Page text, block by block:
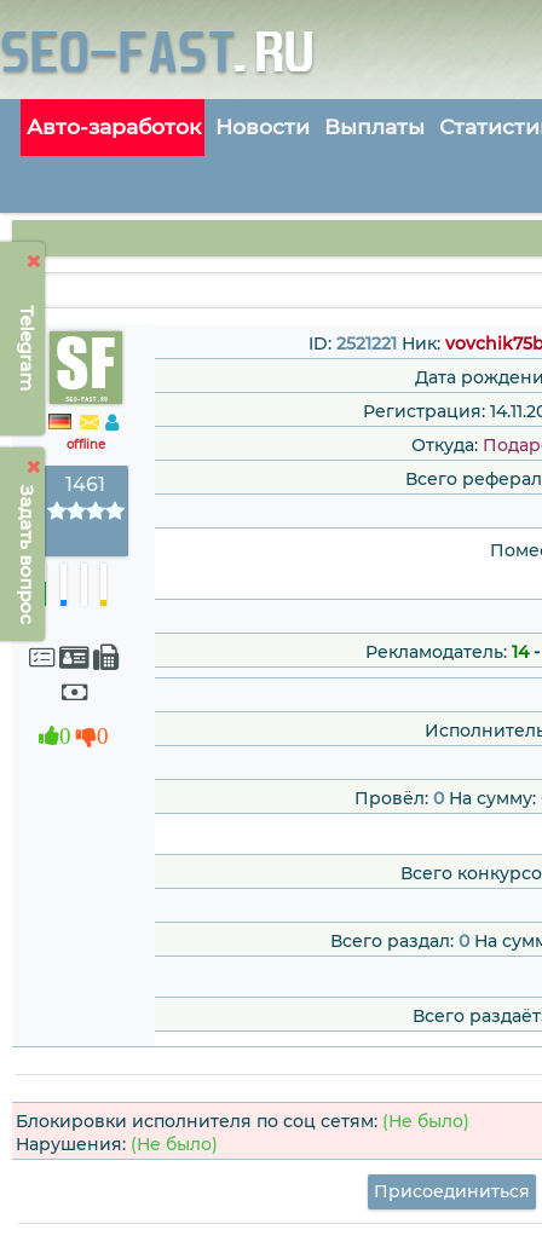
Telegram
Задать вопрос
Авто-заработок Новости Выплаты
offline
1461
0 0
ID: 2521221 Ник:
Дата
Регистрация:
Откуда:
Всего
Рекламодатель: 14
Провёл: 0На сумму:
Всего
Всего раздал: 0На
Всего
Блокировки исполнителя по соц сетям: (Не было)
Нарушения: (Не было)
Присоединиться